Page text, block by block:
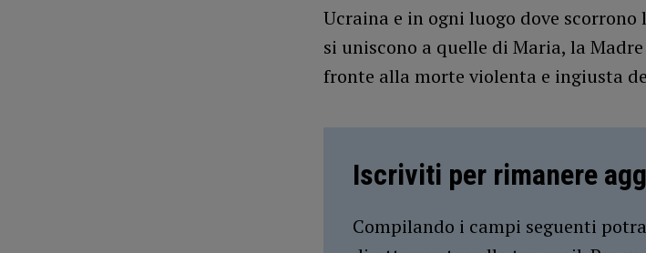
Ucraina e in ogni luogo dove scorrono
si uniscono a quelle di Maria, la
fronte alla morte violenta e ingiusta
Iscriviti per rimanere
Compilando i campi seguenti